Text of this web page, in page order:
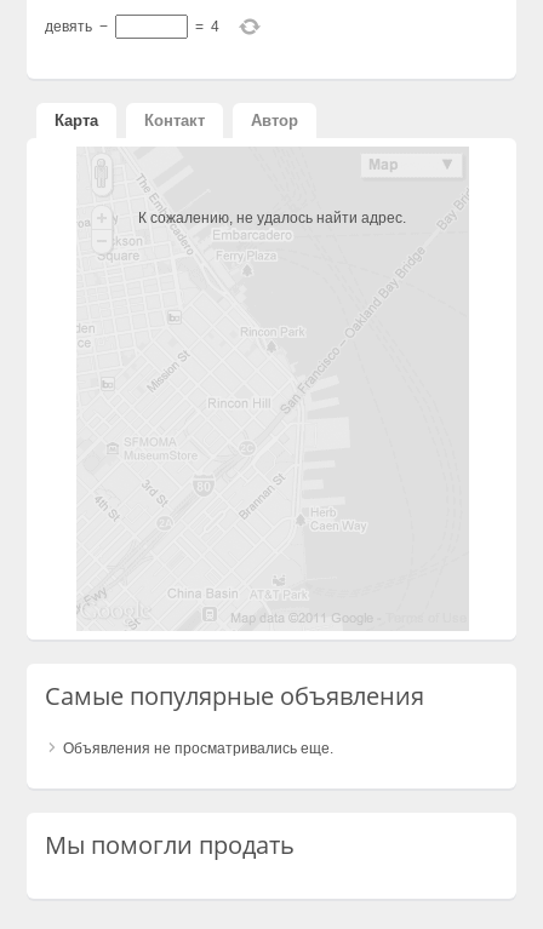
девять − = 4
Карта Контакт Автор
К сожалению, не удалось найти адрес.
Самые популярные объявления
Объявления не просматривались еще.
Мы помогли продать